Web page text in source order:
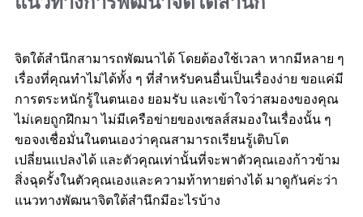
จิตใต้สำนึกสามารถพัฒนาได้ โดยต้องใช้เวลา หากมีหลาย ๆ
เรื่องที่คุณทำไม่ได้ทั้ง ๆ ที่สำหรับคนอื่นเป็นเรื่องง่าย ขอแค่มี
การตระหนักรู้ในตนเอง ยอมรับ และเข้าใจว่าสมองของคุณ
ไม่เคยถูกฝึกมา ไม่มีเครือข่ายของเซลส์สมองในเรื่องนั้น ๆ
ขอจงเชื่อมั่นในตนเองว่าคุณสามารถเรียนรู้เติบโต
เปลี่ยนแปลงได้ และตัวคุณเท่านั้นที่จะพาตัวคุณเองก้าวข้าม
สิ่งฉุดรั้งในตัวคุณเองและความท้าทายต่างได้ มาดูกันค่ะว่า
แนวทางพัฒนาจิตใต้สำนึกมีอะไรบ้าง